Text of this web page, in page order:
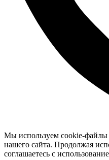
Мы используем cookie-файлы
нашего сайта. Продолжая
соглашаетесь с